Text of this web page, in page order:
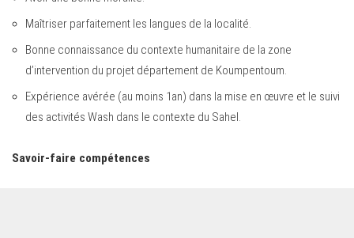
Maîtriser parfaitement les langues de la localité.
Bonne connaissance du contexte humanitaire de la zone
d’intervention du projet département de Koumpentoum.
Expérience avérée (au moins 1an) dans la mise en œuvre et le suivi
des activités Wash dans le contexte du Sahel.
Savoir-faire compétences